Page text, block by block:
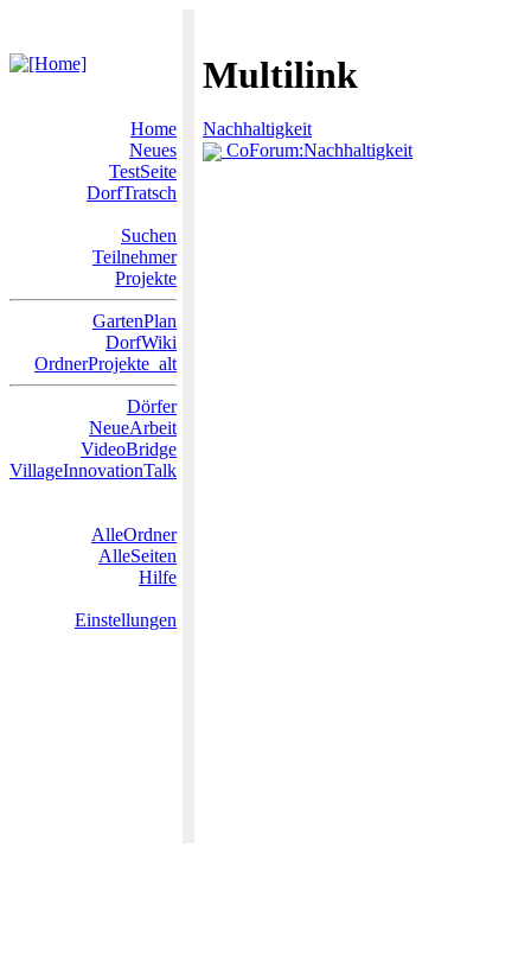
Multilink
Home
Neues
TestSeite
DorfTratsch
Suchen
Teilnehmer
Projekte
GartenPlan
DorfWiki
OrdnerProjekte_alt
Dörfer
NeueArbeit
VideoBridge
VillageInnovationTalk
AlleOrdner
AlleSeiten
Hilfe
Einstellungen
Nachhaltigkeit
CoForum:Nachhaltigkeit